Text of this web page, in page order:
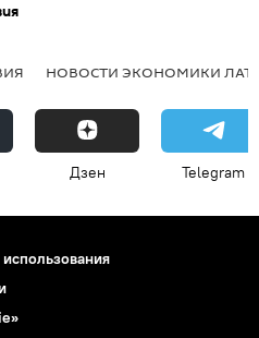
НОВОСТИ ЭКОНОМИКИ
Дзен Telegram